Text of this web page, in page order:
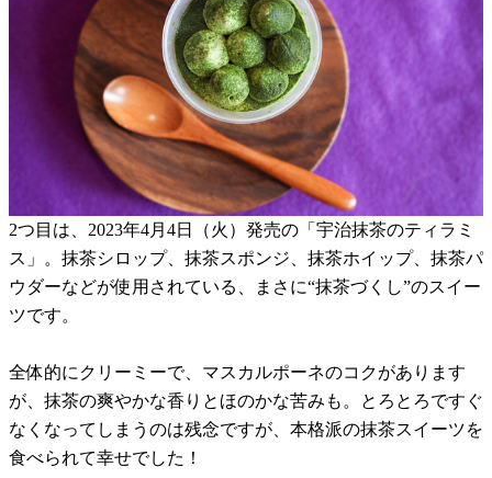
2つ目は、2023年4月4日（火）発売の「宇治抹茶のティラミ
ス」。抹茶シロップ、抹茶スポンジ、抹茶ホイップ、抹茶パ
ウダーなどが使用されている、まさに“抹茶づくし”のスイー
ツです。
全体的にクリーミーで、マスカルポーネのコクがあります
が、抹茶の爽やかな香りとほのかな苦みも。とろとろですぐ
なくなってしまうのは残念ですが、本格派の抹茶スイーツを
食べられて幸せでした！